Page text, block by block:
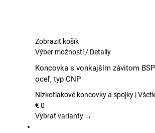
Zobraziť košík
Výber možností Tento
má
variantov.
si
/Detaily
Koncovka s vonkajším závitom
oceľ, typ CNP
Nízkotlakové koncovky a spojky |
€0
Vybrať varianty →